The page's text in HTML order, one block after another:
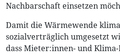
Nachbarschaft einsetzen
Damit die Wärmewende
sozialverträglich umgesetzt
dass Mieter:innen- und